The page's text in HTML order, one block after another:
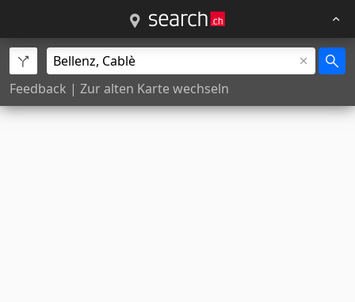
Feedback | Zur alten Karte wechseln